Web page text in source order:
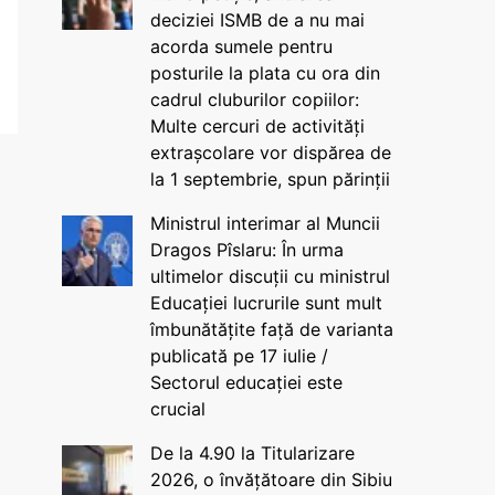
deciziei ISMB de a nu mai
acorda sumele pentru
posturile la plata cu ora din
cadrul cluburilor copiilor:
Multe cercuri de activități
extrașcolare vor dispărea de
la 1 septembrie, spun părinții
Ministrul interimar al Muncii
Dragos Pîslaru: În urma
ultimelor discuții cu ministrul
Educației lucrurile sunt mult
îmbunătățite față de varianta
publicată pe 17 iulie /
Sectorul educației este
crucial
De la 4.90 la Titularizare
2026, o învățătoare din Sibiu